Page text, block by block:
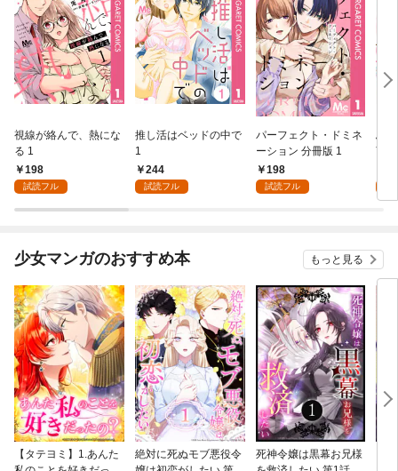
視線が絡んで、熱にな
る 1
198
試読フル
推し活はベッドの中で
1
244
試読フル
パーフェクト・ドミネ
ーション 分冊版 1
198
試読フル
ふ
言
少女マンガのおすすめ本 もっと見る
【タテヨミ】1.あんた
絶対に死ぬモブ悪役令
死神令嬢は黒幕お兄様